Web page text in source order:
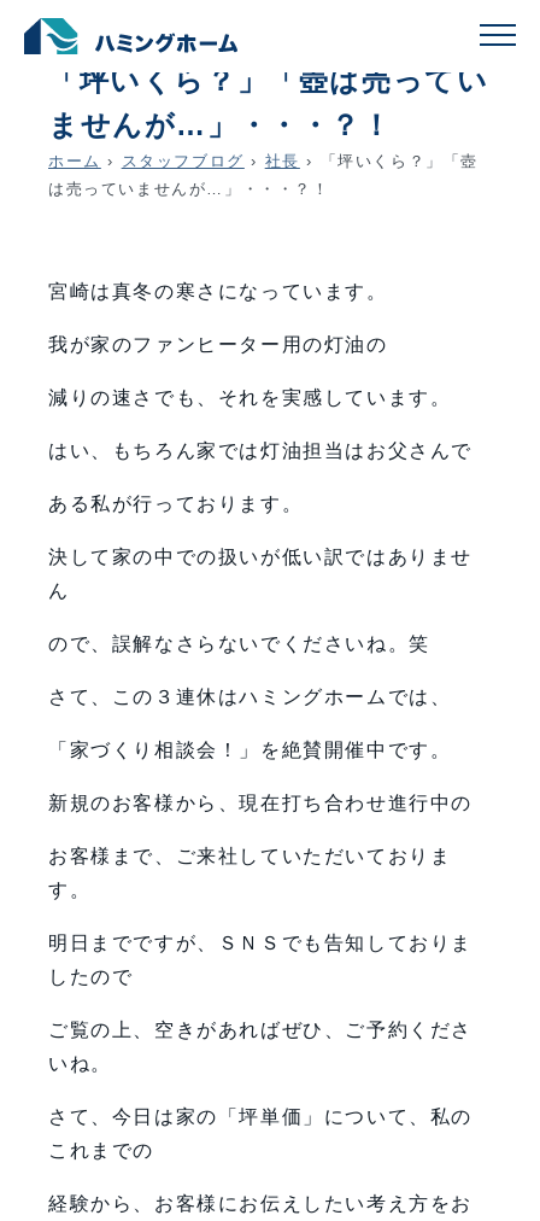
schedule
「坪いくら？」「壺は売ってい
ませんが…」・・・？！
ホーム › スタッフブログ › 社長 ›
「坪いくら？」「壺
は売っていませんが…」・・・？！
宮崎は真冬の寒さになっています。
我が家のファンヒーター用の灯油の
減りの速さでも、それを実感しています。
はい、もちろん家では灯油担当はお父さんで
ある私が行っております。
決して家の中での扱いが低い訳ではありませ
ん
ので、誤解なさらないでくださいね。笑
さて、この３連休はハミングホームでは、
「家づくり相談会！」を絶賛開催中です。
新規のお客様から、現在打ち合わせ進行中の
お客様まで、ご来社していただいておりま
す。
明日までですが、ＳＮＳでも告知しておりま
したので
ご覧の上、空きがあればぜひ、ご予約くださ
いね。
さて、今日は家の「坪単価」について、私の
これまでの
経験から、お客様にお伝えしたい考え方をお